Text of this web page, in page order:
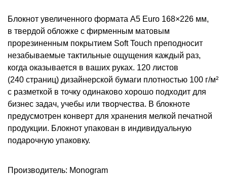
Блокнот увеличенного формата А5 Euro 168×226 мм,
в твердой обложке с фирменным матовым
прорезиненным покрытием Soft Touch преподносит
незабываемые тактильные ощущения каждый раз,
когда оказывается в ваших руках. 120 листов
(240 страниц) дизайнерской бумаги плотностью 100 г/м²
с разметкой в точку одинаково хорошо подходит для
бизнес задач, учебы или творчества. В блокноте
предусмотрен конверт для хранения мелкой печатной
продукции. Блокнот упакован в индивидуальную
подарочную упаковку.
Производитель: Monogram